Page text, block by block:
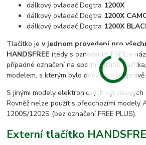
dálkový ovladač Dogtra 1200X
dálkový ovladač Dogtra 1200X
dálkový ovladač Dogtra 1200X
Tlačítko jev jednom provedení pro
HANDSFREE (tedy s označením FREE v
případné označení na spodní straně
modelem, s kterým bylo dodáno v soupravě.
S jinými modely elektronických
Rovněž nelze použít s předchozími modely
1200S/1202S (bez označení FREE PLUS).
Externí tlačítko